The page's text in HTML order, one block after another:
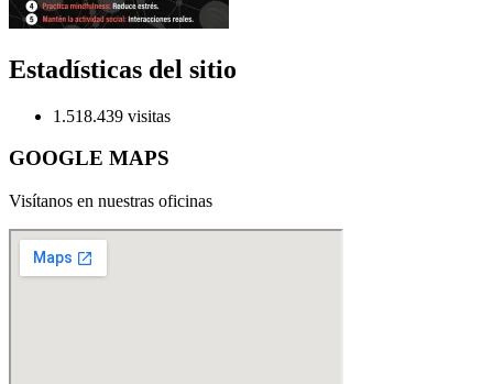
Estadísticas del sitio
1.518.439 visitas
GOOGLE MAPS
Visítanos en nuestras oficinas